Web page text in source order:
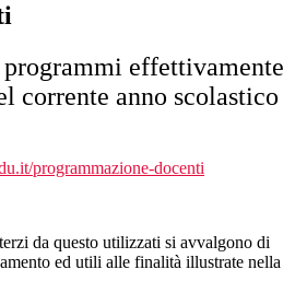
effettivamente
corrente anno scolastico
programmazione-docenti
da questo utilizzati si avvalgono di
ed utili alle finalità illustrate nella